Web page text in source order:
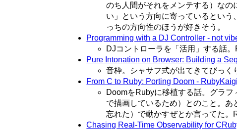
のち人間がそれをメンテする）な
い」という方向に寄っているとい
っちの方向性のほうが好きそう。
Programming with a DJ Controller - not
DJコントローラを「活用」する話
Pure Intonation on Browser: Building a
音枠。シャサフ式が出てきてびっく
From C to Ruby: Porting Doom -
DoomをRubyに移植する話。グラ
で描画しているため）とのこと。
忘れた）で動かすぜとか言ってた
Chasing Real-Time Observability for